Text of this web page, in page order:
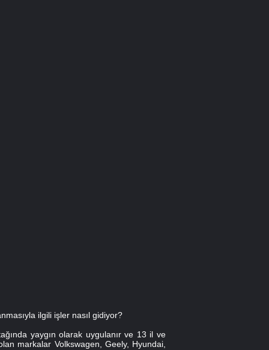
ilgili işler nasıl gidiyor?
yaygın olarak uygulanır ve 13 il ve
markalar Volkswagen, Geely, Hyundai,